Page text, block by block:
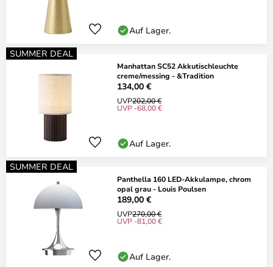
Auf Lager.
SUMMER DEAL
Manhattan SC52 Akkutischleuchte
creme/messing - &Tradition
134,00 €
UVP202,00 €
UVP -68,00 €
Auf Lager.
SUMMER DEAL
Panthella 160 LED-Akkulampe, chrom
opal grau - Louis Poulsen
189,00 €
UVP270,00 €
UVP -81,00 €
Auf Lager.